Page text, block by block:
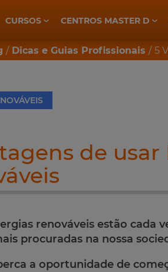
CURSOS CENTROS MASTER D
Dicas e Guias Profissionais 5
de usar
renováveis estão cada
procuradas na nossa
a oportunidade de